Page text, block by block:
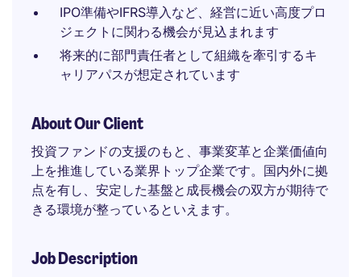
IPO準備やIFRS導入など、経営に近い高度プロ
ジェクトに関わる機会が見込まれます
将来的に部門責任者として組織を牽引するキ
ャリアパスが想定されています
About Our Client
投資ファンドの支援のもと、事業変革と企業価値向
上を推進している業界トップ企業です。国内外に拠
点を有し、安定した基盤と成長機会の双方が期待で
きる環境が整っているといえます。
Job Description